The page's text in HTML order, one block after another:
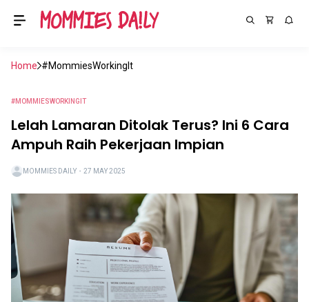
Home #MommiesWorkingIt
#MOMMIESWORKINGIT
Lelah Lamaran Ditolak Terus? Ini 6 Cara
Ampuh Raih Pekerjaan Impian
MOMMIES DAILY ・ 27 MAY 2025